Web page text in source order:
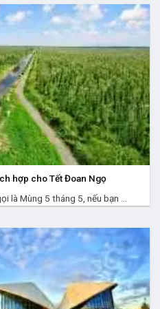
hợp cho Tết Đoan Ngọ
là Mùng 5 tháng 5, nếu bạn ...